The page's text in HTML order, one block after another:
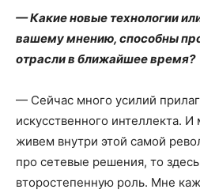
— Какие новые технологии
вашему мнению, способны
отрасли в ближайшее время?
— Сейчас много усилий
искусственного интеллекта.
живем внутри этой самой
про сетевые решения, то
второстепенную роль. Мне